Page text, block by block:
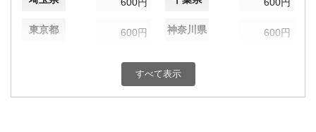
600円 600円
東京都 600円 神奈川県 600円
600円 富山県
すべて表示